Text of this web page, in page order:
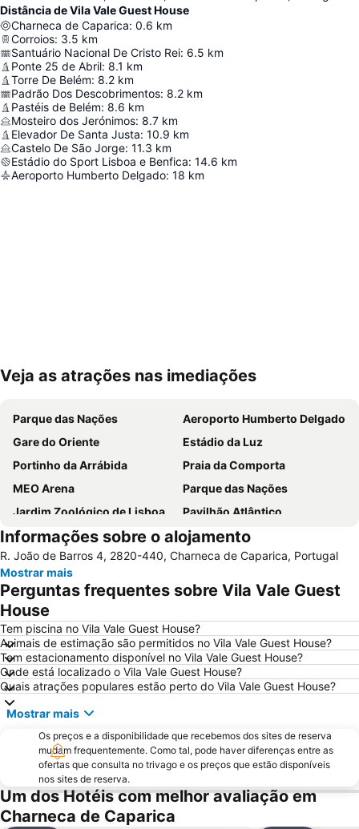
Distância de Vila Vale Guest House
Charneca de Caparica: 0.6 km
Corroios: 3.5 km
Santuário Nacional De Cristo Rei: 6.5 km
Ponte 25 de Abril: 8.1 km
Torre De Belém: 8.2 km
Padrão Dos Descobrimentos: 8.2 km
Pastéis de Belém: 8.6 km
Mosteiro dos Jerónimos: 8.7 km
Elevador De Santa Justa: 10.9 km
Castelo De São Jorge: 11.3 km
Estádio do Sport Lisboa e Benfica: 14.6 km
Aeroporto Humberto Delgado: 18 km
Ampliar mapa
Veja as atrações nas imediações
Parque das Nações
Aeroporto Humberto Delgado
Gare do Oriente
Estádio da Luz
Portinho da Arrábida
Praia da Comporta
MEO Arena
Parque das Nações
Jardim Zoológico de Lisboa
Pavilhão Atlântico
Passeio Marítimo de Algés
Benfica
Baixa de Lisboa
Parque Eduardo VII
Praça de Touros de Campo Pequeno
Praia das Azenhas do Mar
Estação de Caminhos de Ferro de Sete Rios
Avenida da Liberdade
da Figueirinha
Marquês de Pombal
Estádio do Restelo
Praia das Maçãs
Fonte da Telha
Praia Tróia Mar
Praia da Ericeira
Parque Natural da Arrabida
Lagoa de Albufeira
do Ouro Sesimbra
Tróia Beach
Alcântara
Oceanário de Lisboa
Praia da Caparica
Chiado
Informações sobre o alojamento
R. João de Barros 4, 2820-440, Charneca de Caparica, Portugal
Mostrar mais
Perguntas frequentes sobre Vila Vale Guest
House
Tem piscina no Vila Vale Guest House?
Animais de estimação são permitidos no Vila Vale Guest House?
Tem estacionamento disponível no Vila Vale Guest House?
Onde está localizado o Vila Vale Guest House?
Quais atrações populares estão perto do Vila Vale Guest House?
Mostrar mais
Os preços e a disponibilidade que recebemos dos sites de reserva
mudam frequentemente. Como tal, pode haver diferenças entre as
ofertas que consulta no trivago e os preços que estão disponíveis
nos sites de reserva.
Um dos Hotéis com melhor avaliação em
Charneca de Caparica